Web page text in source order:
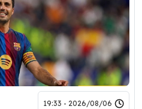
2026/08/06 - 19:33